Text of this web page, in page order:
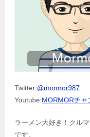
Twitter:@mormor987
Youtube:MORMORチャ
ラーメン大好き！クル
です。